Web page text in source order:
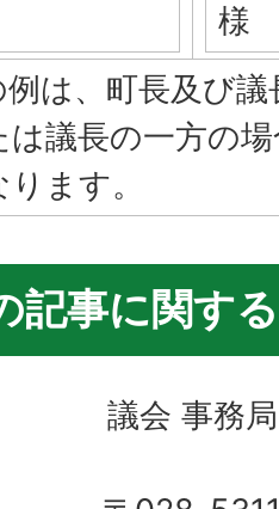
様
例は、町長及び
議長の一方の
ます。
記事に関す
議会 事務局